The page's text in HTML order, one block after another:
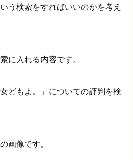
う検索をすればいいのかを考え
に入れる内容です。
どもよ。」についての評判を検
画像です。